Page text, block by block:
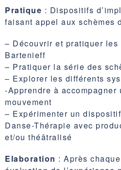
Pratique : Dispositifs
faisant appel aux schèmes
– Découvrir et pratiquer les
Bartenieff
– Pratiquer la série des
– Explorer les différents
-Apprendre à
mouvement
– Expérimenter un
Danse-Thérapie avec
et/ou théâtralisé
Elaboration : Après